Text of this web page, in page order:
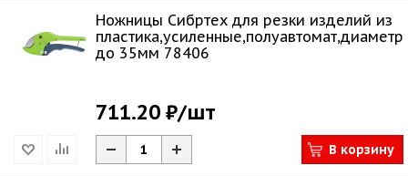
Ножницы Сибртех для резки изделий из
пластика,усиленные,полуавтомат,диаметр
до 35мм 78406
711.20 ₽/шт
В корзину